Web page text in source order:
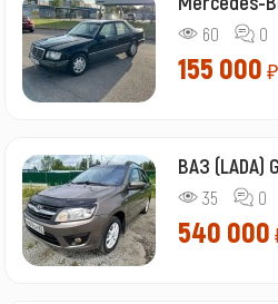
60 0
155 000 ₽
ВАЗ (LADA)
35 0
540 000